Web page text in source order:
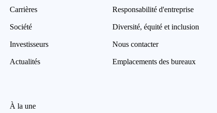
Carrières
Société
Investisseurs
Actualités
Responsabilité d'entreprise
Diversité, équité et inclusion
Nous contacter
Emplacements des bureaux
À la une